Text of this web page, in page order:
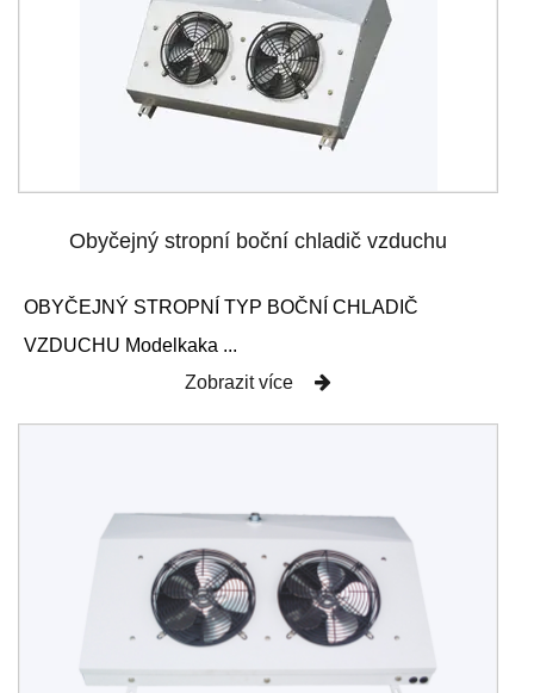
Obyčejný stropní boční chladič vzduchu
OBYČEJNÝ STROPNÍ TYP BOČNÍ CHLADIČ
VZDUCHU Modelkaka ...
Zobrazit více